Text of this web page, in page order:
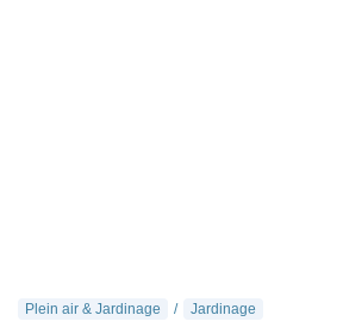
Plein air & Jardinage Jardinage